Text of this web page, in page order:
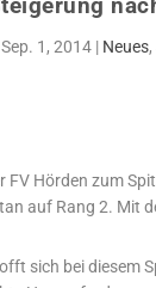
Sep. 1, 2014 | Neues,
Hörden zum
auf Rang 2.
sich bei diesem